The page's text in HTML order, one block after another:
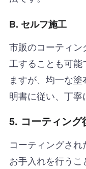
B. セルフ施工
市販のコーティ
工することも可
ますが、均一な
明書に従い、丁寧
5. コーティング
コーティングさ
お手入れを行うこ